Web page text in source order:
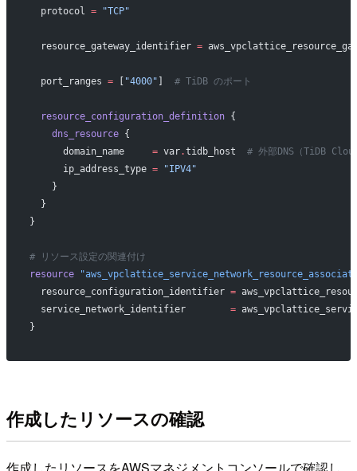
  protocol
= "TCP"
  resource_gateway_identifier
=
  port_ranges
= [ "4000" ] # TiDB のポート
  resource_configuration_definition
{
    dns_resource
{
      domain_name
     =
var.tidb_host # 外部DNS（TiDB
      ip_address_type
= "IPV4"
    }
  }
}
# リソース設定の関連付け
resource
  resource_configuration_identifier
=
  service_network_identifier
        =
}
作成したリソースの確認
作成したリソースをAWSマネジメントコンソールで確認し